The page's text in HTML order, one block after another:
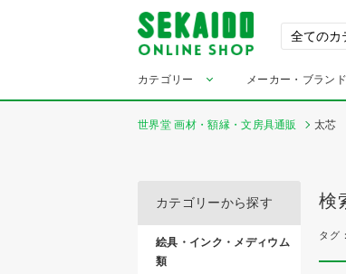
カテゴリー メーカー・ブランド
世界堂 画材・額縁・文房具通販 太芯
検
タグ：
カテゴリーから探す
絵具・インク・メディウム
類